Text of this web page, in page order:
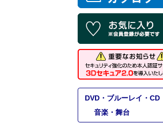
DVD・ブルーレイ・CD
音楽・舞台